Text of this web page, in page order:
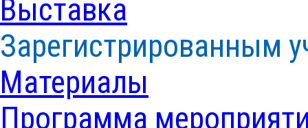
Выставка
Зарегистрированным
Материалы
Программа